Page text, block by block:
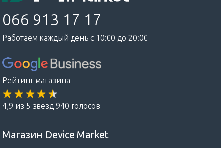
066 913 17 17
Работаем каждый день с 10:00 до 20:00
Рейтинг магазина
4,9 из 5 звезд 940 голосов
Магазин Device Market